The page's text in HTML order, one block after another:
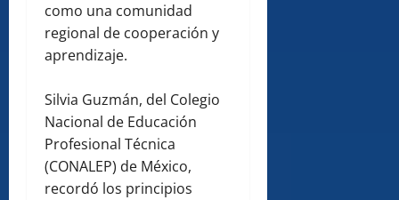
como una comunidad
regional de cooperación y
aprendizaje.
Silvia Guzmán, del Colegio
Nacional de Educación
Profesional Técnica
(CONALEP) de México,
recordó los principios